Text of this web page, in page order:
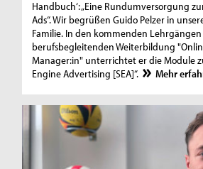
Handbuch‘: „Eine Rundumversorgung
Ads“. Wir begrüßen Guido Pelzer in
Familie. In den kommenden
berufsbegleitenden Weiterbildung
Manager:in" unterrichtet er die Module
Engine Advertising [SEA]“.
Mehr